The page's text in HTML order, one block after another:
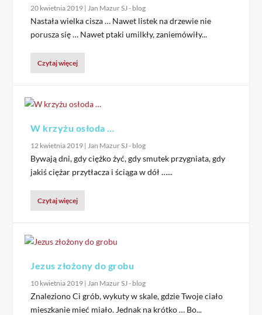
20 kwietnia 2019 |Jan Mazur SJ - blog
Nastała wielka cisza … Nawet listek na drzewie nie
porusza się … Nawet ptaki umilkły, zaniemówiły...
Czytaj więcej
W krzyżu osłoda …
12 kwietnia 2019 |Jan Mazur SJ - blog
Bywają dni, gdy ciężko żyć, gdy smutek przygniata, gdy
jakiś ciężar przytłacza i ściąga w dół …...
Czytaj więcej
Jezus złożony do grobu
10 kwietnia 2019 |Jan Mazur SJ - blog
Znaleziono Ci grób, wykuty w skale, gdzie Twoje ciało
mieszkanie mieć miało. Jednak na krótko … Bo...